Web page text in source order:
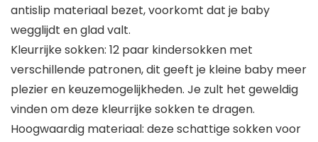
antislip materiaal bezet, voorkomt dat je baby
wegglijdt en glad valt.
Kleurrijke sokken: 12 paar kindersokken met
verschillende patronen, dit geeft je kleine baby meer
plezier en keuzemogelijkheden. Je zult het geweldig
vinden om deze kleurrijke sokken te dragen.
Hoogwaardig materiaal: deze schattige sokken voor